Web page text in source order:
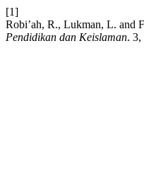
[1]
Robi’ah, R., Lukman, L.
Pendidikan dan Keislaman.